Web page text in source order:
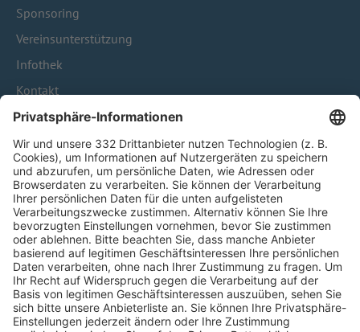
Sponsoring
Vereinsunterstützung
Infothek
Kontakt
HÄUFIG BESUCHTE SEITEN
Pässe und Vereinswechsel
Trainerausbildung
Schulungsangebot Vereinsmitarbeiter
BFV-Geschäftsstellen
Trainerbörse
Login SpielPlus